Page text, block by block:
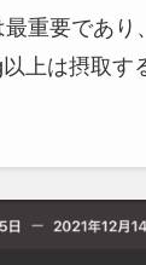
重要であり
上は摂取す